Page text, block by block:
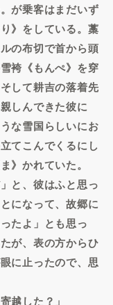
が乗客はまだいず
》をしている。藁
の布切で首から頭
袴《もんぺ》を穿
して耕吉の落着先
しんできた彼に
な雪国らしいにお
てこんでくるにし
》かれていた。
と、彼はふと思っ
になって、故郷に
たよ」とも思っ
が、表の方からひ
に止ったので、思
越した？」